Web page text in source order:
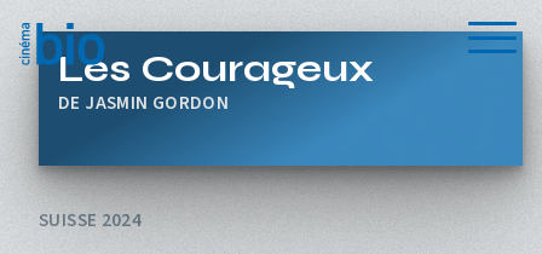
Les Courageux
JASMIN GORDON
SUISSE 2024